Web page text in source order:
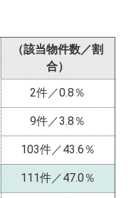
（該当物件数／割
合）
2件／0.8％
9件／3.8％
103件／43.6％
111件／47.0％